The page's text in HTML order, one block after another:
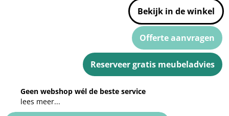
Bekijk in de winkel
Offerte aanvragen
Reserveer gratis meubeladvies
Geen webshop wél de beste service
lees meer...